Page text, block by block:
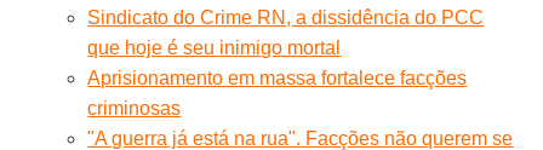
Sindicato do Crime RN, a dissidência do PCC
que hoje é seu inimigo mortal
Aprisionamento em massa fortalece facções
criminosas
"A guerra já está na rua". Facções não querem se